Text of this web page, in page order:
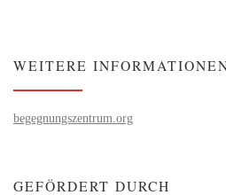
WEITERE
begegnungszentrum.org
GEFÖRDERT DURCH